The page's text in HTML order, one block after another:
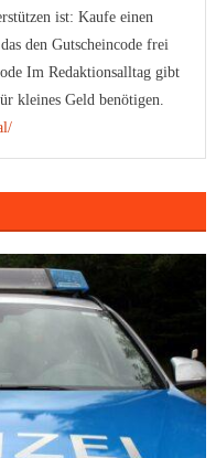
ist: Kaufe einen
den Gutscheincode frei
Im Redaktionsalltag gibt
kleines Geld benötigen.